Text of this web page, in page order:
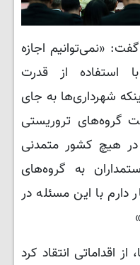
«نمی‌توانیم اجازه
استفاده از قدرت
شهرداری‌ها به جای
گروه‌های تروریستی
در هیچ کشور متمدنی
به گروه‌های
دارم با این مسئله در
اقداماتی انتقاد کرد